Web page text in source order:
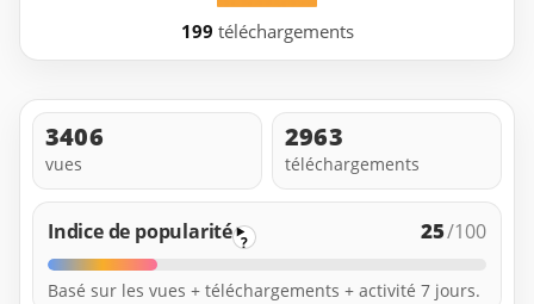
199 téléchargements
3406
vues
2963
téléchargements
Indice de popularité ? 25/100
Basé sur les vues + téléchargements + activité 7 jours.